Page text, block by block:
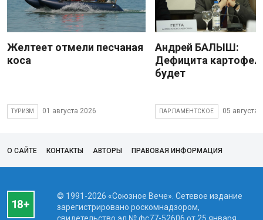
Желтеет отмели песчаная
коса
ТУРИЗМ 01 августа 2026
Андрей БАЛЫШ:
Дефицита
будет
ПАРЛАМЕНТСКОЕ 05 августа
О САЙТЕ КОНТАКТЫ АВТОРЫ ПРАВОВАЯ ИНФОРМАЦИЯ
© 1991-2026 «Союзное Вече». Сетевое издание
зарегистрировано роскомнадзором,
свидетельство эл № фc77-52606 от 25 января